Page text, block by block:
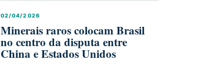
02/04/2026
Minerais raros colocam Brasil
no centro da disputa entre
China e Estados Unidos